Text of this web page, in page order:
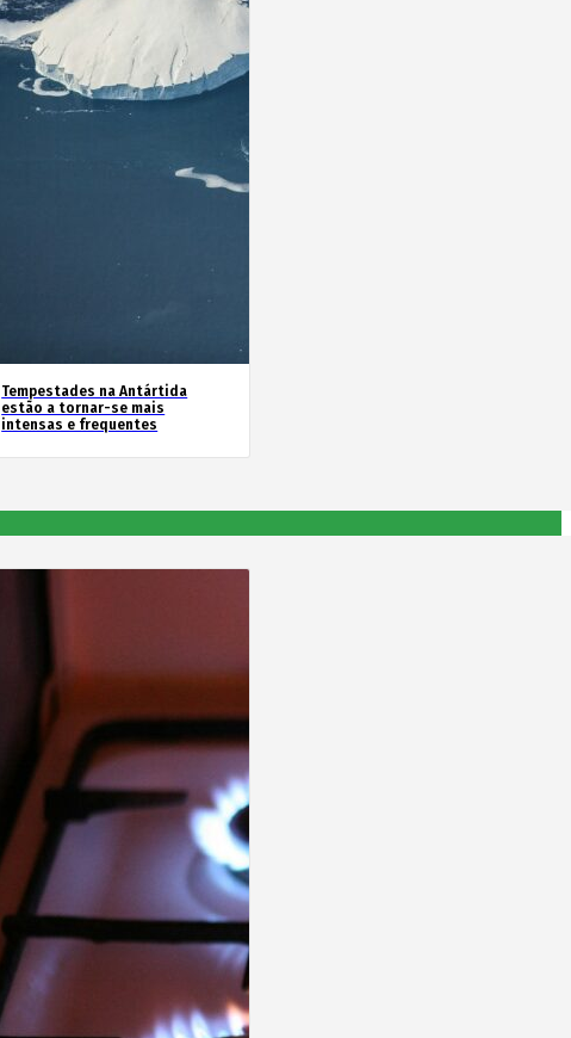
Tempestades na Antártida
estão a tornar-se mais
intensas e frequentes